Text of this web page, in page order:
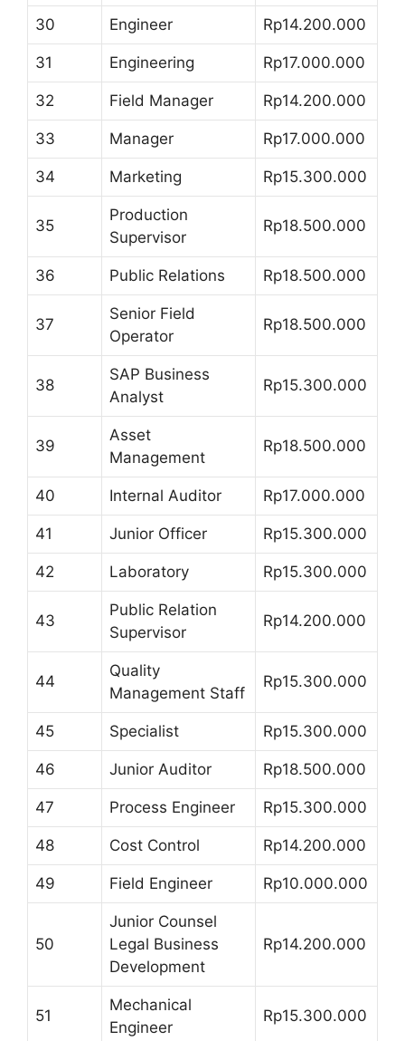
30 Engineer Rp14.200.000
31 Engineering Rp17.000.000
32 Field Manager Rp14.200.000
33 Manager Rp17.000.000
34 Marketing Rp15.300.000
35
Production
Supervisor
Rp18.500.000
36 Public Relations Rp18.500.000
37
Senior Field
Operator
Rp18.500.000
38
SAP Business
Analyst
Rp15.300.000
39
Asset
Management
Rp18.500.000
40 Internal Auditor Rp17.000.000
41 Junior Officer Rp15.300.000
42 Laboratory Rp15.300.000
43
Public Relation
Supervisor
Rp14.200.000
44
Quality
Management Staff
Rp15.300.000
45 Specialist Rp15.300.000
46 Junior Auditor Rp18.500.000
47 Process Engineer Rp15.300.000
48 Cost Control Rp14.200.000
49 Field Engineer Rp10.000.000
50
Junior Counsel
Legal Business
Development
Rp14.200.000
51
Mechanical
Engineer
Rp15.300.000